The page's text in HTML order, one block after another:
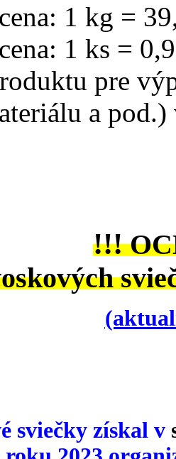
1 kg =
1 ks =
pre
a
!!!
sviečky získal v